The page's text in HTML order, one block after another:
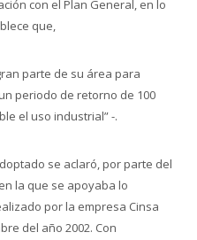
con el Plan General, en lo
que,
parte de su área para
periodo de retorno de 100
el uso industrial” -.
se aclaró, por parte del
la que se apoyaba lo
por la empresa Cinsa
del año 2002. Con